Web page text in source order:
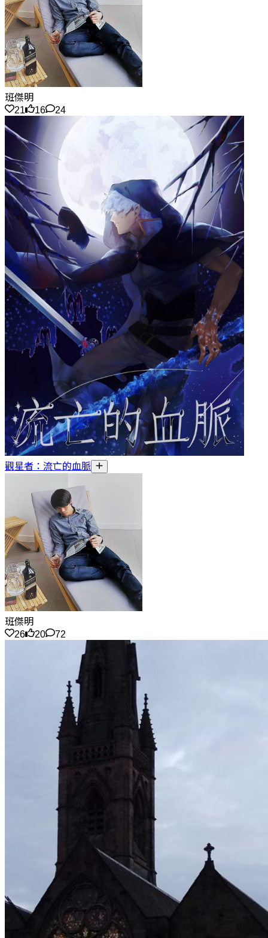
班傑明
21
16 24
觀星者：流亡的血脈
班傑明
26
20 72